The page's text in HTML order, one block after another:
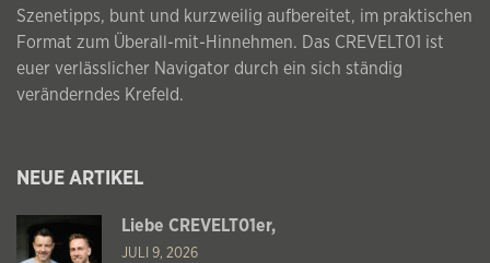
Szenetipps, bunt und kurzweilig aufbereitet, im praktischen
Format zum Überall-mit-Hinnehmen. Das CREVELT01 ist
euer verlässlicher Navigator durch ein sich ständig
veränderndes Krefeld.
NEUE ARTIKEL
Liebe CREVELT01er,
JULI 9, 2026